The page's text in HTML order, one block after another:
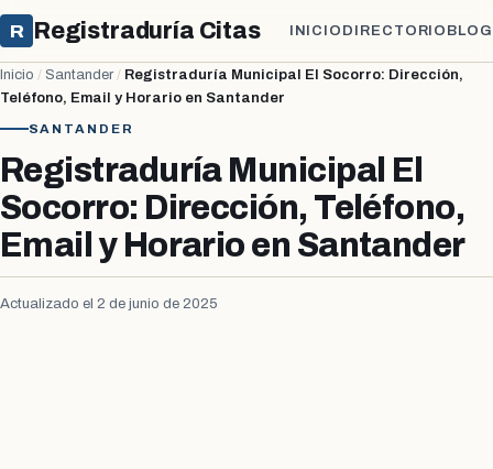
R Registraduría Citas INICIO DIRECTORIO BLOG
Inicio / Santander / Registraduría Municipal El Socorro: Dirección,
Teléfono, Email y Horario en Santander
SANTANDER
Registraduría Municipal El
Socorro: Dirección, Teléfono,
Email y Horario en Santander
Actualizado el 2 de junio de 2025